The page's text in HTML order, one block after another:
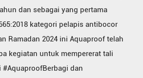
dan sebagai yang pertama
kategori pelapis antibocor
Ramadan 2024 ini Aquaproof telah
kegiatan untuk mempererat tali
dan